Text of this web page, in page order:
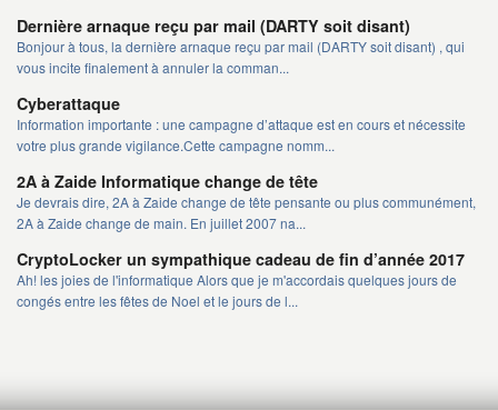
Dernière arnaque reçu par mail (DARTY soit disant)
Bonjour à tous, la dernière arnaque reçu par mail (DARTY soit disant) , qui
vous incite finalement à annuler la comman...
Cyberattaque
Information importante : une campagne d’attaque est en cours et nécessite
votre plus grande vigilance.Cette campagne nomm...
2A à Zaide Informatique change de tête
Je devrais dire, 2A à Zaide change de tête pensante ou plus communément,
2A à Zaide change de main. En juillet 2007 na...
CryptoLocker un sympathique cadeau de fin d’année 2017
Ah! les joies de l'informatique Alors que je m'accordais quelques jours de
congés entre les fêtes de Noel et le jours de l...